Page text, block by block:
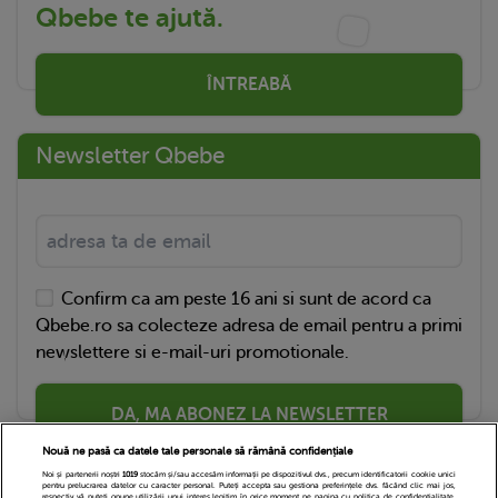
Qbebe te ajută.
ÎNTREABĂ
Newsletter Qbebe
Confirm ca am peste 16 ani si sunt de acord ca
Qbebe.ro sa colecteze adresa de email pentru a primi
newslettere si e-mail-uri promotionale.
DA, MA ABONEZ LA NEWSLETTER
Nouă ne pasă ca datele tale personale să rămână confidențiale
Noi și partenerii noștri 1019stocăm și/sau accesăm informații pe dispozitivul dvs., precum identificatorii cookie unici
pentru prelucrarea datelor cu caracter personal. Puteți accepta sau gestiona preferințele dvs. făcând clic mai jos,